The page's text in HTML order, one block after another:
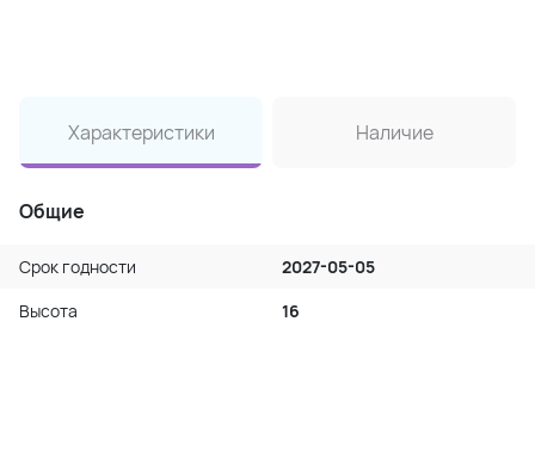
Характеристики Наличие
Общие
Срок годности
2027-05-05
Высота
16